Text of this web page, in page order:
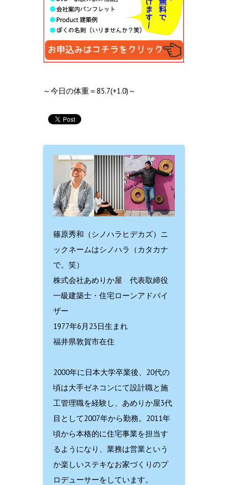
～今日の体重＝85.7(+1.0)～
篠原秀和（シノハラヒデカズ）ニ
ックネームはシノハラ（カタカナ
で。笑）
株式会社あめりか屋 代表取締役
一級建築士・住宅ローンアドバイ
ザー
1977年6月23日生まれ
福井県敦賀市在住
2000年に日本大学卒業後、20代の
頃は大手ゼネコンにて設計職と施
工管理職を経験し、あめりか屋3代
目として2007年から勤務。2011年
頃から本格的に住宅事業を担当す
るようになり、業務は営業という
か楽しいステキなお家づくりのプ
ロデューサーをしています。